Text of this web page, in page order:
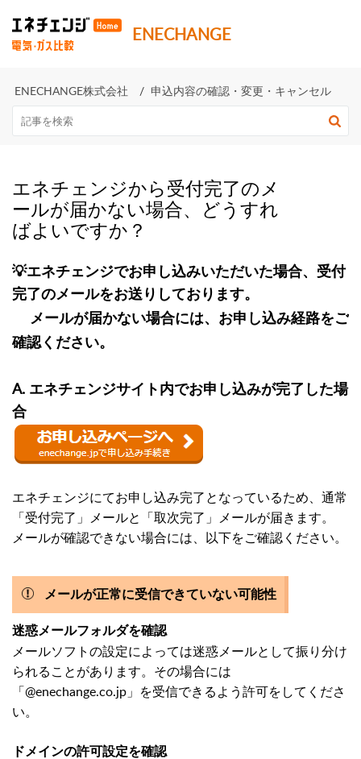
ENECHANGE株式会社
ENECHANGE株式会社 申込内容の確認・変更・キャンセル
エネチェンジから受付完了のメ
ールが届かない場合、どうすれ
ばよいですか？
💡エネチェンジでお申し込みいただいた場合、受付
完了のメールをお送りしております。
メールが届かない場合には、 お申し込み経路をご
確認ください。
A. エネチェンジサイト内でお申し込みが完了した場
合
エネチェンジにてお申し込み完了となっているため、通常
「受付完了」メールと「取次完了」メールが届きます。
メールが確認できない場合には、以下をご確認ください。
メールが正常に受信できていない可能性
迷惑メールフォルダを確認
メールソフトの設定によっては迷惑メールとして振り分け
られることがあります。その場合には
「@enechange.co.jp」を受信できるよう許可をしてくださ
い。
ドメインの許可設定を確認